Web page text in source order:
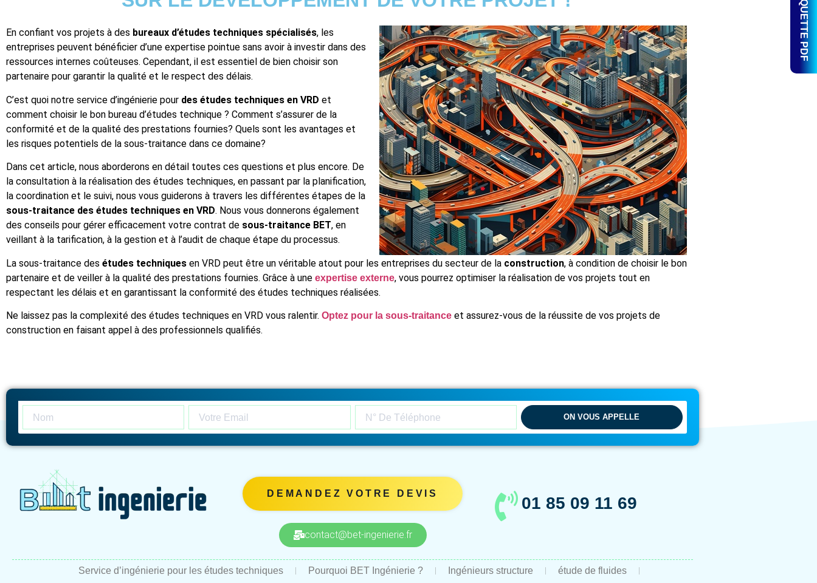
PLAQUETTE PDF
En confiant vos projets à des bureaux d’études techniques spécialisés, les
entreprises peuvent bénéficier d’une expertise pointue sans avoir à investir dans des
ressources internes coûteuses. Cependant, il est essentiel de bien choisir son
partenaire pour garantir la qualité et le respect des délais.
C’est quoi notre service d’ingénierie pour des études techniques en VRD et
comment choisir le bon bureau d’études technique ? Comment s’assurer de la
conformité et de la qualité des prestations fournies? Quels sont les avantages et
les risques potentiels de la sous-traitance dans ce domaine?
Dans cet article, nous aborderons en détail toutes ces questions et plus encore. De
la consultation à la réalisation des études techniques, en passant par la planification,
la coordination et le suivi, nous vous guiderons à travers les différentes étapes de la
sous-traitance des études techniques en VRD. Nous vous donnerons également
des conseils pour gérer efficacement votre contrat de sous-traitance BET, en
veillant à la tarification, à la gestion et à l’audit de chaque étape du processus.
La sous-traitance des études techniques en VRD peut être un véritable atout pour les entreprises du secteur de la construction, à condition de choisir le bon
partenaire et de veiller à la qualité des prestations fournies. Grâce à une expertise externe, vous pourrez optimiser la réalisation de vos projets tout en
respectant les délais et en garantissant la conformité des études techniques réalisées.
Ne laissez pas la complexité des études techniques en VRD vous ralentir. Optez pour la sous-traitance et assurez-vous de la réussite de vos projets de
construction en faisant appel à des professionnels qualifiés.
ON VOUS APPELLE
DEMANDEZ VOTRE DEVIS
contact@bet-ingenierie.fr
01 85 09 11 69
Service d’ingénierie pour les études techniques Pourquoi BET Ingénierie ? Ingénieurs structure étude de fluides